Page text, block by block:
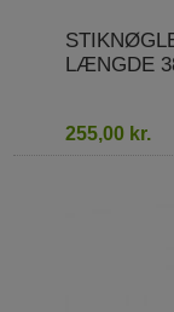
LÆNGDE
255,00 kr.